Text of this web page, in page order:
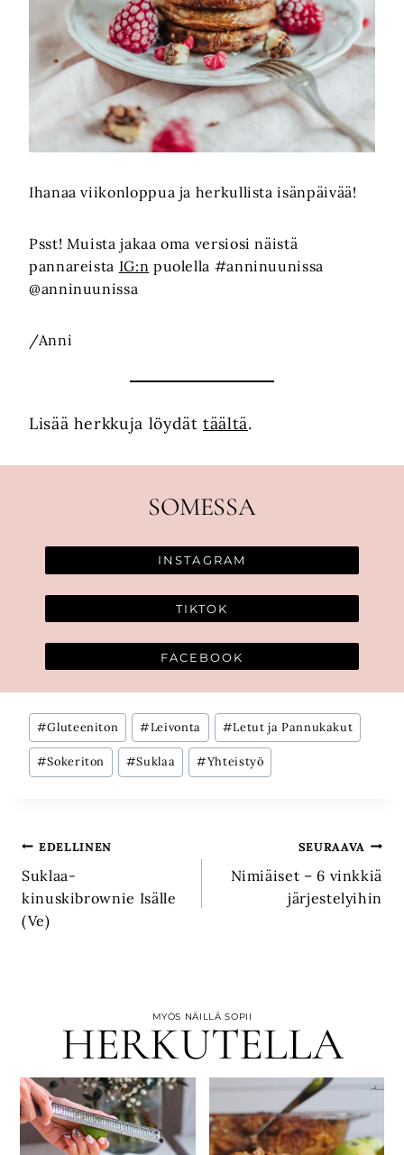
Ihanaa viikonloppua ja herkullista isänpäivää!
Psst! Muista jakaa oma versiosi näistä
pannareista IG:n puolella #anninuunissa
@anninuunissa
/Anni
Lisää herkkuja löydättäältä.
SOMESSA
INSTAGRAM
TIKTOK
FACEBOOK
Avainsanat:
#Gluteeniton #Leivonta #Letut ja Pannukakut
#Sokeriton #Suklaa #Yhteistyö
Artikkelien
selaus
EDELLINEN
Suklaa-
kinuskibrownie Isälle
(Ve)
SEURAAVA
Nimiäiset – 6 vinkkiä
järjestelyihin
MYÖS NÄILLÄ SOPII
HERKUTELLA